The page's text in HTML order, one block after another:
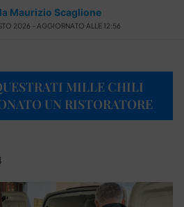
Maurizio Scaglione
2026 - AGGIORNATO ALLE 12:56
MILLE CHILI
UN RISTORATORE